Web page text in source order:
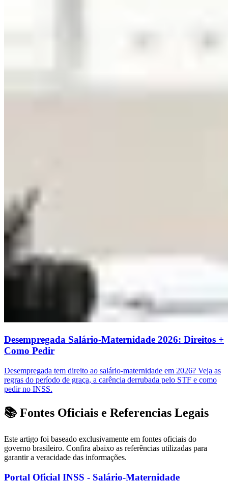
Desempregada Salário-Maternidade 2026: Direitos +
Como Pedir
Desempregada tem direito ao salário-maternidade em 2026? Veja as
regras do período de graça, a carência derrubada pelo STF e como
pedir no INSS.
📚 Fontes Oficiais e Referencias Legais
Este artigo foi baseado exclusivamente em fontes oficiais do
governo brasileiro. Confira abaixo as referências utilizadas para
garantir a veracidade das informações.
Portal Oficial INSS - Salário-Maternidade